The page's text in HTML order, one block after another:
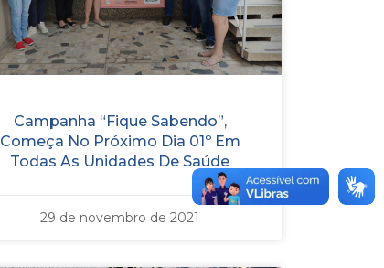
Campanha “Fique Sabendo”,
Começa No Próximo Dia 01º Em
Todas As Unidades De Saúde
29 de novembro de 2021